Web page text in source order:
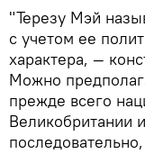
"Терезу Мэй
с учетом ее
характера, —
Можно
прежде всего
Великобритании